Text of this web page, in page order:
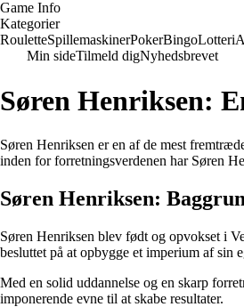
Game Info
Kategorier
RouletteSpillemaskinerPokerBingoLotteri
Min sideTilmeld digNyhedsbrevet
Søren Henriksen:
Søren Henriksen er en af de mest
inden for forretningsverdenen har Søren
Søren Henriksen:
Søren Henriksen blev født og opvokset i
besluttet på at opbygge et imperium af sin
Med en solid uddannelse og en skarp
imponerende evne til at skabe resultater.